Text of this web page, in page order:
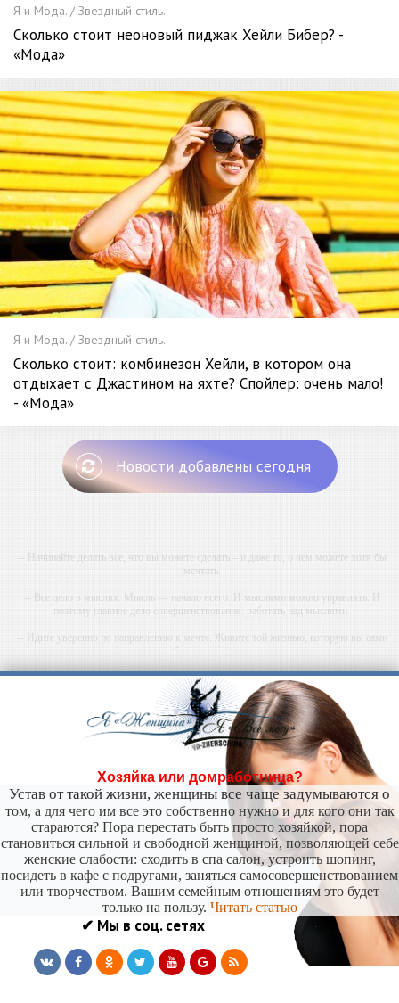
Я и Мода. / Звездный стиль.
Сколько стоит неоновый пиджак Хейли Бибер? -
«Мода»
Я и Мода. / Звездный стиль.
Сколько стоит: комбинезон Хейли, в котором она
отдыхает с Джастином на яхте? Спойлер: очень мало!
- «Мода»
Новости добавлены сегодня
-- Начинайте делать все, что вы можете сделать – и даже то, о чем можете хотя бы
мечтать.
-- Все дело в мыслях. Мысль — начало всего. И мыслями можно управлять. И
поэтому главное дело совершенствования: работать над мыслями.
-- Идите уверенно по направлению к мечте. Живите той жизнью, которую вы сами
себе придумали.
-- Самое большое богатство — это ум. Самая большая нищета — глупость. Из всех
страхов самый пугающий — самолюбование.
-- Лучшее, что можно сделать с хорошим советом, это пропустить его мимо ушей. Он
никогда не бывает полезен никому, кроме того, кто его дал.
-- Люблю давать советы и очень не люблю, когда их дают мне.
Хозяйка или домработница?
Устав от такой жизни, женщины все чаще задумываются о
том, а для чего им все это собственно нужно и для кого они так
стараются? Пора перестать быть просто хозяйкой, пора
становиться сильной и свободной женщиной, позволяющей себе
женские слабости: сходить в спа салон, устроить шопинг,
посидеть в кафе с подругами, заняться самосовершенствованием
или творчеством. Вашим семейным отношениям это будет
только на пользу. Читать статью
✔ Мы в соц. сетях